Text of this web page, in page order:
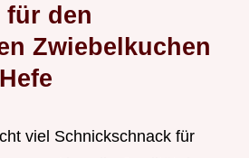
für den
Zwiebelkuchen
viel Schnickschnack für